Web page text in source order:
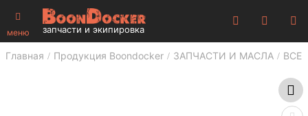
меню запчасти и экипировка
Главная Продукция Boondocker ЗАПЧАСТИ И МАСЛА ВСЕ